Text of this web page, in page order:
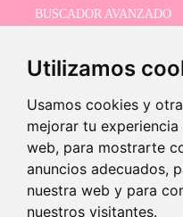
Utilizamos
Usamos cookies y
mejorar tu
web, para mostrarte
anuncios adecuados,
nuestra web y para
nuestros visitantes.
BUSCADOR AVANZADO
RECIBE
Acepto